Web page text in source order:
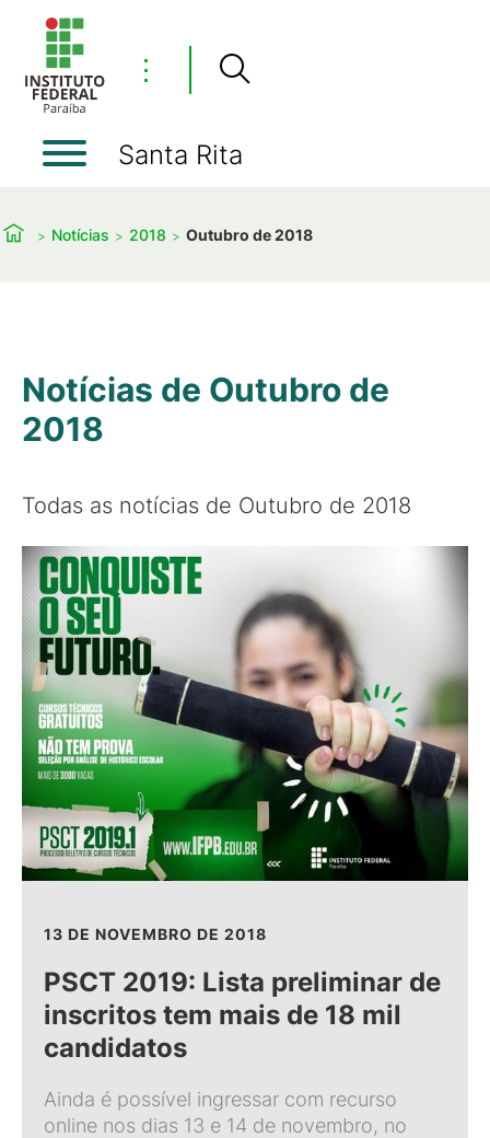
⋮
Santa Rita
Notícias 2018 Outubro de 2018
Notícias de Outubro de
2018
Todas as notícias de Outubro de 2018
13 DE NOVEMBRO DE 2018
PSCT 2019: Lista preliminar de
inscritos tem mais de 18 mil
candidatos
Ainda é possível ingressar com recurso
online nos dias 13 e 14 de novembro, no